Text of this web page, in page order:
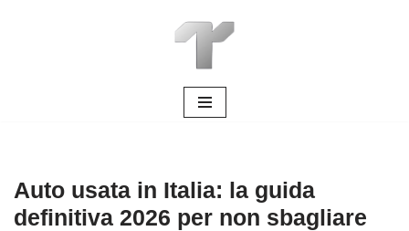
Auto usata in Italia: la guida
definitiva 2026 per non sbagliare